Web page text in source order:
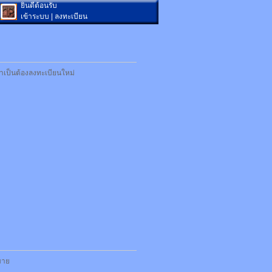
ยินดีต้อนรับ
เข้าระบบ
ลงทะเบียน
ป็นต้องลงทะเบียนใหม่
ย